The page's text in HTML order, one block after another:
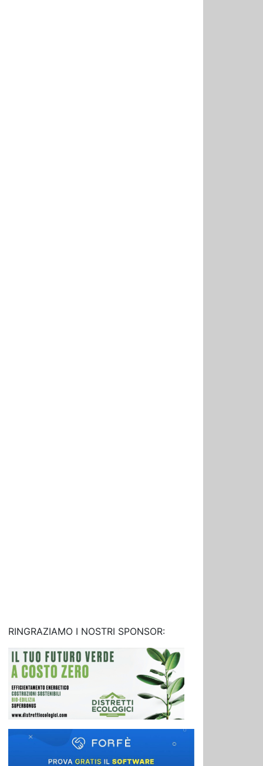
RINGRAZIAMO I NOSTRI SPONSOR: